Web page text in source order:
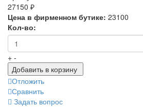
27150 ₽
Цена в фирменном бутике: 23100
Кол-во:
+ -
Добавить в корзину
Отложить
Сравнить
Задать вопрос